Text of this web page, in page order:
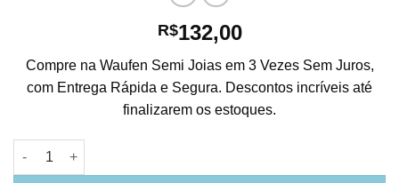
R$132,00
Compre na Waufen Semi Joias em 3 Vezes Sem Juros,
com Entrega Rápida e Segura. Descontos incríveis até
finalizarem os estoques.
Brinco Pequeno De Coração Micro Pave Zirconias Brancas